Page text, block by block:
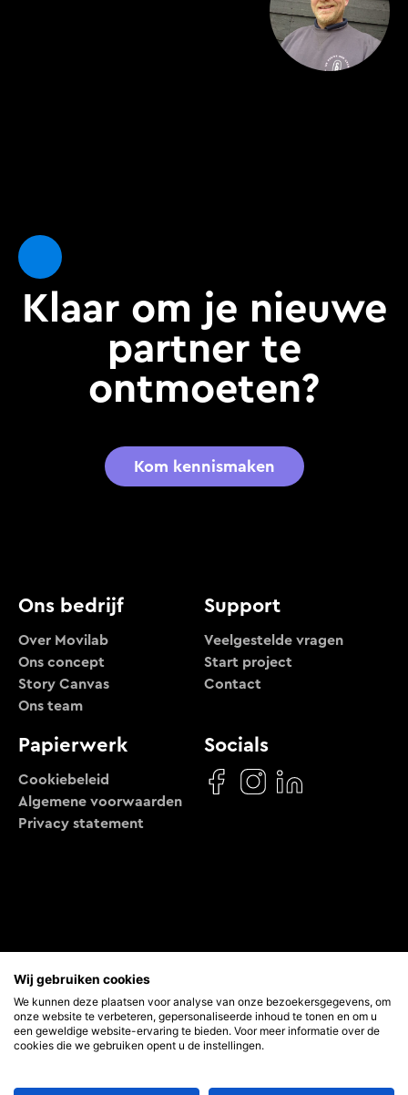
Klaar om je nieuwe
partner te
ontmoeten?
Kom kennismaken
Ons bedrijf
Over Movilab
Ons concept
Story Canvas
Ons team
Support
Veelgestelde vragen
Start project
Contact
Papierwerk
Cookiebeleid
Algemene voorwaarden
Privacy statement
Socials
Movilab v.o.f. KVK: 69464928, Molenveldlaan 10b,
6523 RM, Nijmegen
Wij gebruiken cookies
We kunnen deze plaatsen voor analyse van onze bezoekersgegevens, om
onze website te verbeteren, gepersonaliseerde inhoud te tonen en om u
een geweldige website-ervaring te bieden. Voor meer informatie over de
cookies die we gebruiken opent u de instellingen.